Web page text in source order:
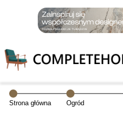
Strona główna Ogród